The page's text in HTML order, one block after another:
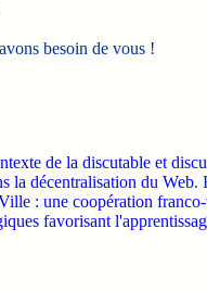
besoin de vous !
de la discutable et
la décentralisation du Web.
: une coopération
favorisant